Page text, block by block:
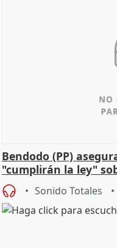
Bendodo (PP)
"cumplirán la ley"
Sonido Totales